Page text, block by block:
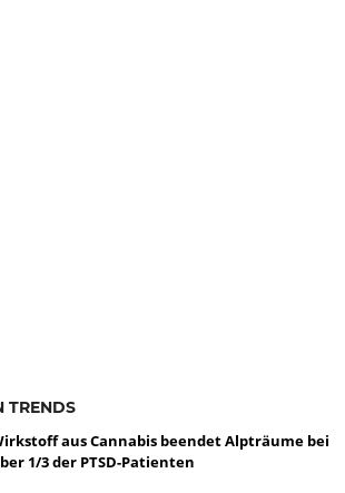
TRENDS
aus Cannabis beendet Alpträume bei
1/3 der PTSD-Patienten